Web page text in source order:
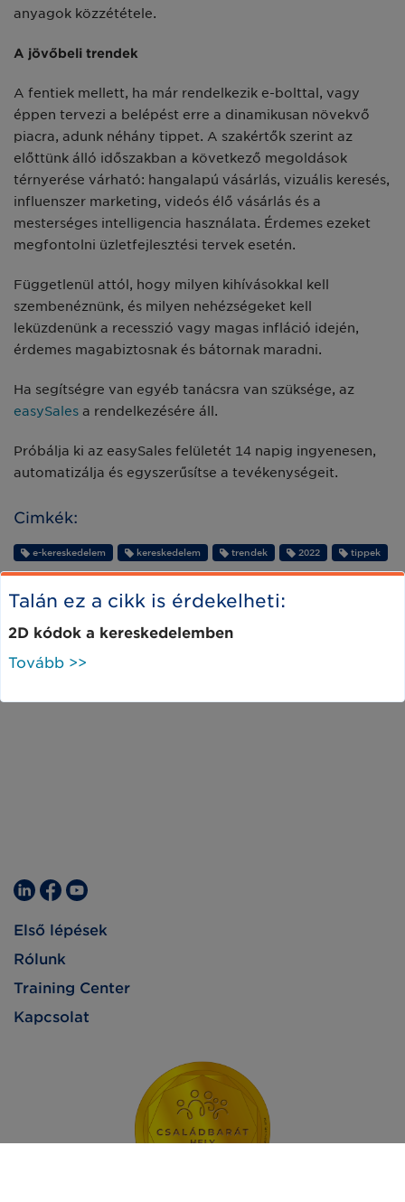
anyagok közzététele.
A jövőbeli trendek
A fentiek mellett, ha már rendelkezik e-bolttal, vagy
éppen tervezi a belépést erre a dinamikusan növekvő
piacra, adunk néhány tippet. A szakértők szerint az
előttünk álló időszakban a következő megoldások
térnyerése várható: hangalapú vásárlás, vizuális keresés,
influenszer marketing, videós élő vásárlás és a
mesterséges intelligencia használata. Érdemes ezeket
megfontolni üzletfejlesztési tervek esetén.
Függetlenül attól, hogy milyen kihívásokkal kell
szembenéznünk, és milyen nehézségeket kell
leküzdenünk a recesszió vagy magas infláció idején,
érdemes magabiztosnak és bátornak maradni.
Ha segítségre van egyéb tanácsra van szüksége, az
easySales a rendelkezésére áll.
Próbálja ki az easySales felületét 14 napig ingyenesen,
automatizálja és egyszerűsítse a tevékenységeit.
Cimkék:
e-kereskedelem kereskedelem trendek 2022 tippek
Talán ez a cikk is érdekelheti:
2D kódok a kereskedelemben
Tovább >>
Első lépések
Rólunk
Training Center
Kapcsolat